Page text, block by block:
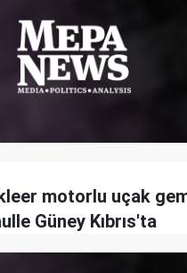
motorlu uçak
Güney Kıbrıs'ta